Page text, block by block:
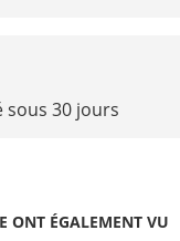
30 jours
ONT ÉGALEMENT VU